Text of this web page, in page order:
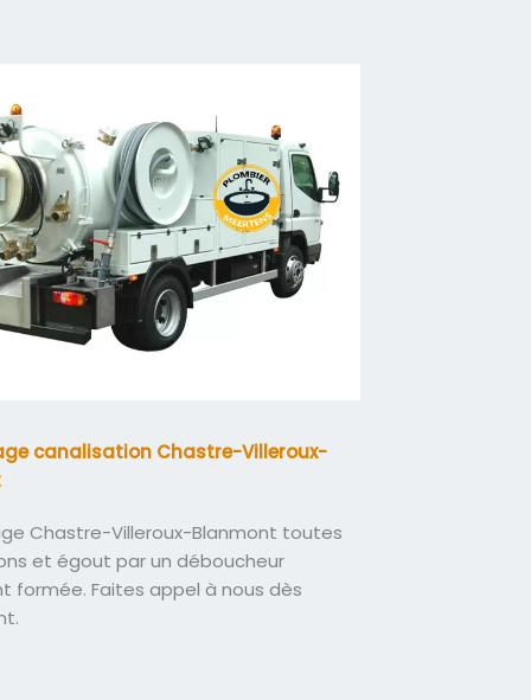
canalisation Chastre-Villeroux-
Chastre-Villeroux-Blanmont toutes
et égout par un déboucheur
formée. Faites appel à nous dès